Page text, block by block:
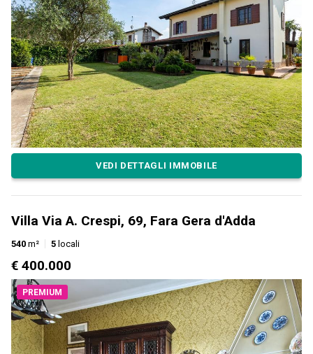
VEDI DETTAGLI IMMOBILE
Villa Via A. Crespi, 69, Fara Gera d'Adda
540 m² 5 locali
€ 400.000
PREMIUM